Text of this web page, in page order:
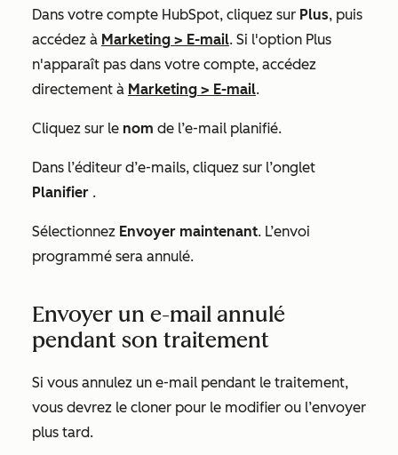
Dans votre compte HubSpot, cliquez sur Plus, puis
accédez à Marketing > E-mail. Si l'option Plus
n'apparaît pas dans votre compte, accédez
directement à Marketing > E-mail.
Cliquez sur le nom de l’e-mail planifié.
Dans l’éditeur d’e-mails, cliquez sur l’onglet
Planifier .
Sélectionnez Envoyer maintenant. L’envoi
programmé sera annulé.
Envoyer un e-mail annulé
pendant son traitement
Si vous annulez un e-mail pendant le traitement,
vous devrez le cloner pour le modifier ou l’envoyer
plus tard.